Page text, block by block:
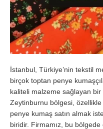
İstanbul, Türkiye’nin tekstil
birçok toptan penye
kaliteli malzeme sağlayan
Zeytinburnu bölgesi,
penye kumaş satın almak
biridir. Firmamız, bu